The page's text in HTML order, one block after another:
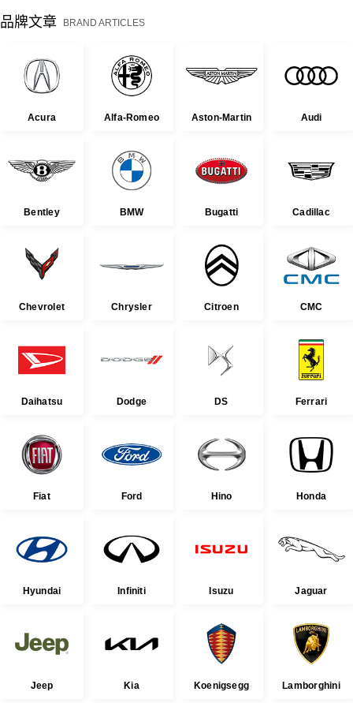
品牌文章 BRAND ARTICLES
Acura Alfa-Romeo Aston-Martin Audi
Bentley BMW Bugatti Cadillac
Chevrolet Chrysler Citroen CMC
Daihatsu Dodge DS Ferrari
Fiat Ford Hino Honda
Hyundai Infiniti Isuzu Jaguar
Jeep Kia Koenigsegg Lamborghini